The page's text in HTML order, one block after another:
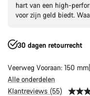
hart van een high-
voor zijn geld biedt.
30 dagen retourrecht
Veerweg Vooraan: 150 mm
Alle onderdelen
Klantreviews (55)